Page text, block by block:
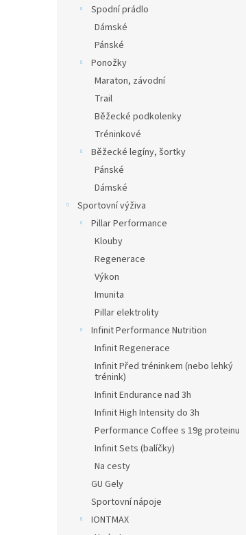
Spodní prádlo
Dámské
Pánské
Ponožky
Maraton, závodní
Trail
Běžecké podkolenky
Tréninkové
Běžecké legíny, šortky
Pánské
Dámské
Sportovní výživa
Pillar Performance
Klouby
Regenerace
Výkon
Imunita
Pillar elektrolity
Infinit Performance Nutrition
Infinit Regenerace
Infinit Před tréninkem (nebo lehký
trénink)
Infinit Endurance nad 3h
Infinit High Intensity do 3h
Performance Coffee s 19g proteinu
Infinit Sets (balíčky)
Na cesty
GU Gely
Sportovní nápoje
IONTMAX